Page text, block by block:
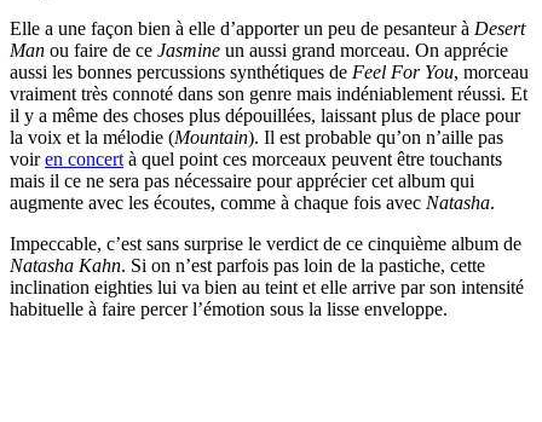
Elle a une façon bien à elle d’apporter un peu de pesanteur à Desert
Man ou faire de ce Jasmine un aussi grand morceau. On apprécie
aussi les bonnes percussions synthétiques de Feel For You, morceau
vraiment très connoté dans son genre mais indéniablement réussi. Et
il y a même des choses plus dépouillées, laissant plus de place pour
la voix et la mélodie (Mountain). Il est probable qu’on n’aille pas
voiren concert à quel point ces morceaux peuvent être touchants
mais il ce ne sera pas nécessaire pour apprécier cet album qui
augmente avec les écoutes, comme à chaque fois avec Natasha.
Impeccable, c’est sans surprise le verdict de ce cinquième album de
Natasha Kahn. Si on n’est parfois pas loin de la pastiche, cette
inclination eighties lui va bien au teint et elle arrive par son intensité
habituelle à faire percer l’émotion sous la lisse enveloppe.